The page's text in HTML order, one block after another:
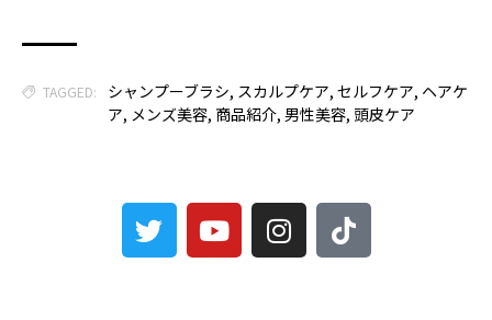
TAGGED: シャンプーブラシ, スカルプケア, セルフケア, ヘアケ
ア, メンズ美容, 商品紹介, 男性美容, 頭皮ケア